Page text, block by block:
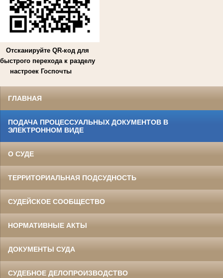
Отсканируйте QR-код для
быстрого перехода к разделу
настроек Госпочты
ГЛАВНАЯ
ПОДАЧА ПРОЦЕССУАЛЬНЫХ ДОКУМЕНТОВ В
ЭЛЕКТРОННОМ ВИДЕ
О СУДЕ
ТЕРРИТОРИАЛЬНАЯ ПОДСУДНОСТЬ
СУДЕЙСКОЕ СООБЩЕСТВО
НОРМАТИВНЫЕ АКТЫ
ДОКУМЕНТЫ СУДА
СУДЕБНОЕ ДЕЛОПРОИЗВОДСТВО